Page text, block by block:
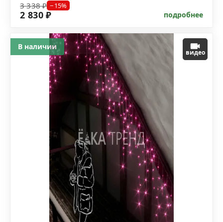
3 338 ₽ −15%
2 830 ₽ подробнее
видео
В наличии